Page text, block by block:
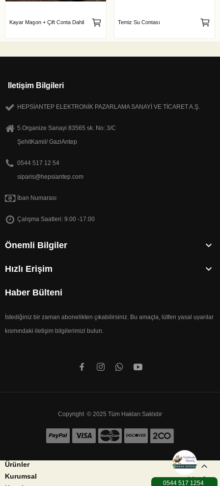
Kayar Maşon + Çift Conta Dahil Temiz Su Contası
Iletişim Bilgileri
HEPSİANTEP ELEKTRONİK PAZARLAMA SANAYİ VE TİCARET A.Ş.
5.Organize Sanayi 83565 sk. No: 3/C
ŞehitKamil/ GaziAntep
0544 517 12 54
siparis@hepsiantep.com
İban Numarası
Çalışma Saatleri: 9.00 -17.00
Önemli Bilgiler 
Hızlı Erişim 
Haber Bülteni
İstediğiniz bir zaman abonelikten çıkabilirsiniz. Bu amaçla, lütfen yasal uyarılar
kısmındaki iletişim bilgilerimizi bulun.
Copyright © 2025 Tüm Hakları Saklıdır
Ürünler  
Kurumsal 
0544 517 1254